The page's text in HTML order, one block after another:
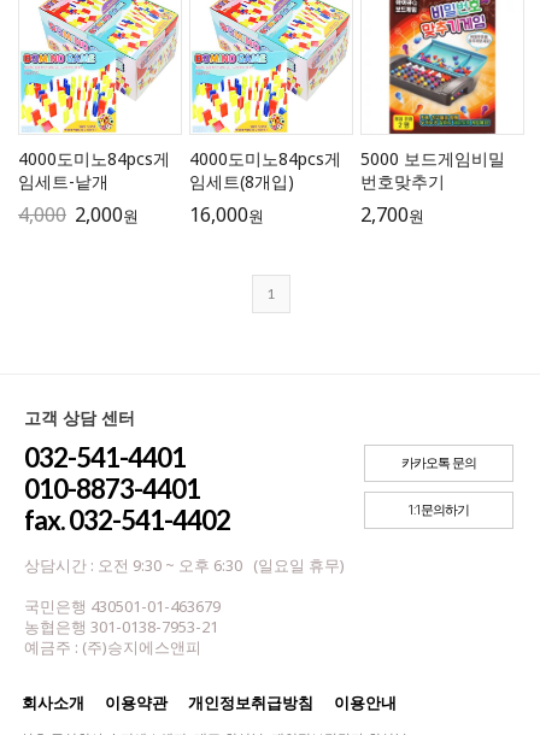
4000도미노84pcs게
임세트-낱개
4,000 2,000원
4000도미노84pcs게
임세트(8개입)
16,000원
5000 보드게임비밀
번호맞추기
2,700원
1
고객 상담 센터
032-541-4401
010-8873-4401
fax. 032-541-4402
상담시간 : 오전 9:30 ~ 오후 6:30 (일요일 휴무)
국민은행 430501-01-463679
농협은행 301-0138-7953-21
예금주 : (주)승지에스앤피
카카오톡 문의
1:1문의하기
회사소개 이용약관 개인정보취급방침 이용안내